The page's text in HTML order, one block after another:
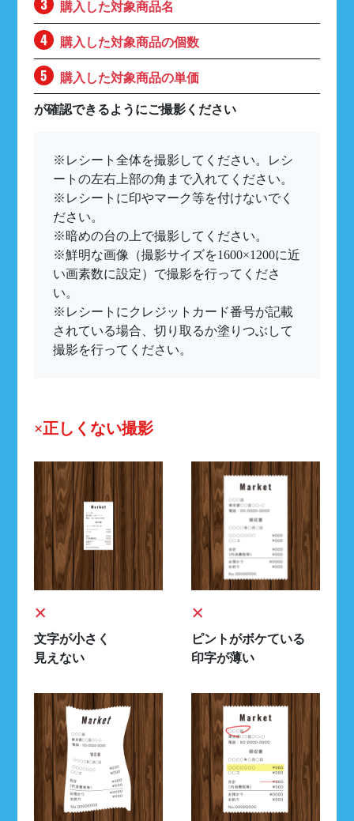
購入した対象商品名
購入した対象商品の個数
購入した対象商品の単価
が確認できるようにご撮影ください
※ レシート全体を撮影してください。レシ
ートの左右上部の角まで入れてください。
※ レシートに印やマーク等を付けないでく
ださい。
※暗めの台の上で撮影してください。
※鮮明な画像（撮影サイズを1600×1200に近
い画素数に設定）で撮影を行ってくださ
い。
※ レシートにクレジットカード番号が記載
されている場合、切り取るか塗りつぶして
撮影を行ってください。
×正しくない撮影
×
文字が小さく
見えない
×
ピントがボケている
印字が薄い